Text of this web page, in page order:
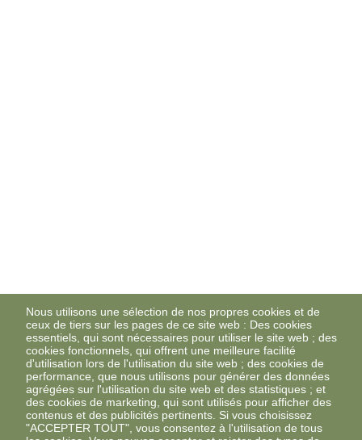
Nous utilisons une sélection de nos propres cookies et de
ceux de tiers sur les pages de ce site web : Des cookies
essentiels, qui sont nécessaires pour utiliser le site web ; des
cookies fonctionnels, qui offrent une meilleure facilité
d'utilisation lors de l'utilisation du site web ; des cookies de
performance, que nous utilisons pour générer des données
agrégées sur l'utilisation du site web et des statistiques ; et
des cookies de marketing, qui sont utilisés pour afficher des
contenus et des publicités pertinents. Si vous choisissez
"ACCEPTER TOUT", vous consentez à l'utilisation de tous